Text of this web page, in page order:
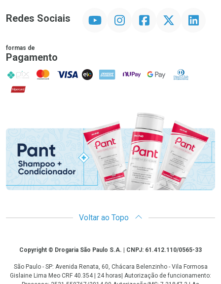
Redes Sociais InstagramFacebookTwitter Linkedin
formas de
Pagamento
PIX MasterCard
VISA ELO AMEX NuPay Google PayDiners Club
Hipercard
Promoção em Destaque
Voltar ao Topo
CopyrightCopyright © Drogaria São Paulo S.A. | CNPJ: 61.412.110/0565-33
São Paulo - SP: Avenida Renata, 60, Chácara Belenzinho - Vila Formosa
Gislaine Lima Meo CRF 40.354 | 24 horas| Autorização de funcionamento: